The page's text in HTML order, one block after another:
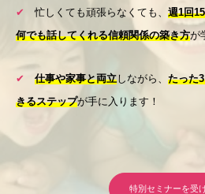
✔︎ 忙しくても頑張らなくても、 週1回
何でも話してくれる信頼関係の築き方が
✔︎ 仕事や家事と両立しながら、 たった
きるステップが手に入ります！
特別セミナーを受